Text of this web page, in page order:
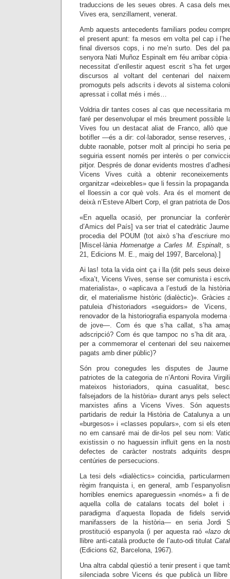
traduccions de les seues obres. A casa dels
Vives era, senzillament, venerat.
Amb aquests antecedents familiars podeu
el present apunt: fa mesos em volta pel cap i
final diversos cops, i no me’n surto. Des del
senyora Nati Muñoz Espinalt em féu arribar còpia
necessitat d’enllestir aquest escrit s’ha fet
discursos al voltant del centenari del
promoguts pels adscrits i devots al sistema
apressat i collat més i més…
Voldria dir tantes coses al cas que necessitaria
faré per desenvolupar el més breument possible
Vives fou un destacat aliat de Franco, allò que
botifler —és a dir: col·laborador, sense
dubte raonable, potser molt al principi ho seria
seguiria essent només per interès o per
pitjor. Després de donar evidents mostres
Vicens Vives cuità a obtenir
organitzar«deixebles» que li fessin la
el lloessin a cor què vols.Ara és el moment
deixà n’Esteve Albert Corp, el gran patriota de
«En aquella ocasió, per pronunciar la
d’Amics del País] va ser triat el catedràtic
procedia del POUM (tot això s’ha d’escriure
[Miscel·làniaHomenatge a Carles M. Espinalt,
21, Edicions M. E., maig del 1997, Barcelona).]
Ai las! tota la vida oint ça i lla (dit pels seus
«fixa’t, Vicens Vives, sense ser comunista i
materialista», o «aplicava a l’estudi de la
dir, el materialisme històric (dialèctic)». Gràcies
patuleia d’historiadors «seguidors» de
renovador de la historiografia espanyola
de jove—. Com és que s’ha callat, s’ha
adscripció? Com és que tampoc no s’ha dit ara,
per a commemorar el centenari del seu
pagats amb diner públic)?
Són prou conegudes les disputes de
patriotes de la categoria de n’Antoni Rovira
mateixos historiadors, quina casualitat,
falsejadors de la història» durant anys pels
marxistes afins a Vicens Vives. Són aquests
partidaris de reduir la Història de Catalunya a
«burgesos» i «classes populars», com si els
no em cansaré mai de dir-los pel seu nom:
existissin o no haguessin influït gens en la
defectes de caràcter nostrats adquirits
centúries de persecucions.
La tesi dels «dialèctics» coincidia,
règim franquista i, en general, amb
horribles enemics apareguessin «només» a fi
aquella colla de catalans tocats del bolet i
paradigma d’aquesta llopada de fidels
manifassers de la història— en seria Jordi
prostitució espanyola (i per aquesta raó «lazo
llibre anti-català producte de l’auto-odi titulat
(Edicions 62, Barcelona, 1967).
Una altra cabdal qüestió a tenir present i que
silenciada sobre Vicens és que publicà un